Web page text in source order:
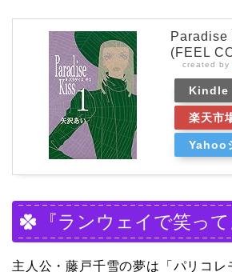
(FEEL
created by
Kindle
楽天市
Yahoo
『ランウェイで笑っ
主人公・藤戸千雪の夢は「パリコレ